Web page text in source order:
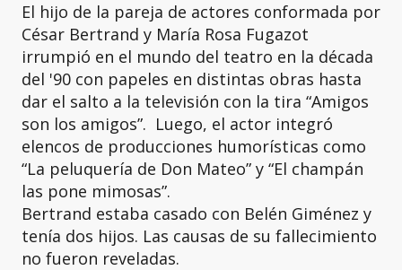
El hijo de la pareja de actores conformada por
César Bertrand y María Rosa Fugazot
irrumpió en el mundo del teatro en la década
del '90 con papeles en distintas obras hasta
dar el salto a la televisión con la tira “Amigos
son los amigos”. Luego, el actor integró
elencos de producciones humorísticas como
“La peluquería de Don Mateo” y “El champán
las pone mimosas”.
Bertrand estaba casado con Belén Giménez y
tenía dos hijos. Las causas de su fallecimiento
no fueron reveladas.